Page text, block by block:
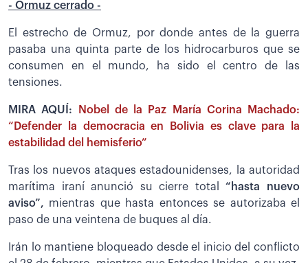
- Ormuz cerrado -
El estrecho de Ormuz, por donde antes de la guerra
pasaba una quinta parte de los hidrocarburos que se
consumen en el mundo, ha sido el centro de las
tensiones.
MIRA AQUÍ:
Nobel de la Paz María Corina Machado:
“Defender la democracia en Bolivia es clave para la
estabilidad del hemisferio”
Tras los nuevos ataques estadounidenses, la autoridad
marítima iraní anunció su cierre total
“hasta nuevo
aviso”, mientras que hasta entonces se autorizaba el
paso de una veintena de buques al día.
Irán lo mantiene bloqueado desde el inicio del conflicto